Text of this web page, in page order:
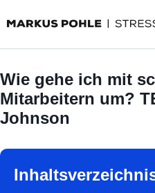
Wie gehe ich mit
Mitarbeitern um?
Johnson